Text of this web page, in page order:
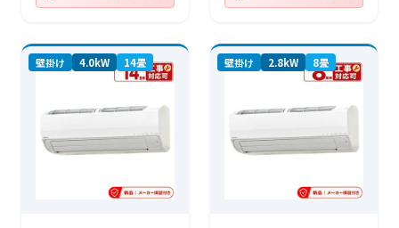
壁掛け 4.0kW 14畳 壁掛け 2.8kW 8畳